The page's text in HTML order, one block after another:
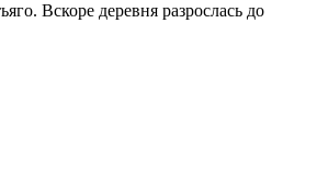
Вскоре деревня разрослась до